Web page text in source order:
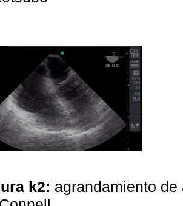
k2: agrandamiento